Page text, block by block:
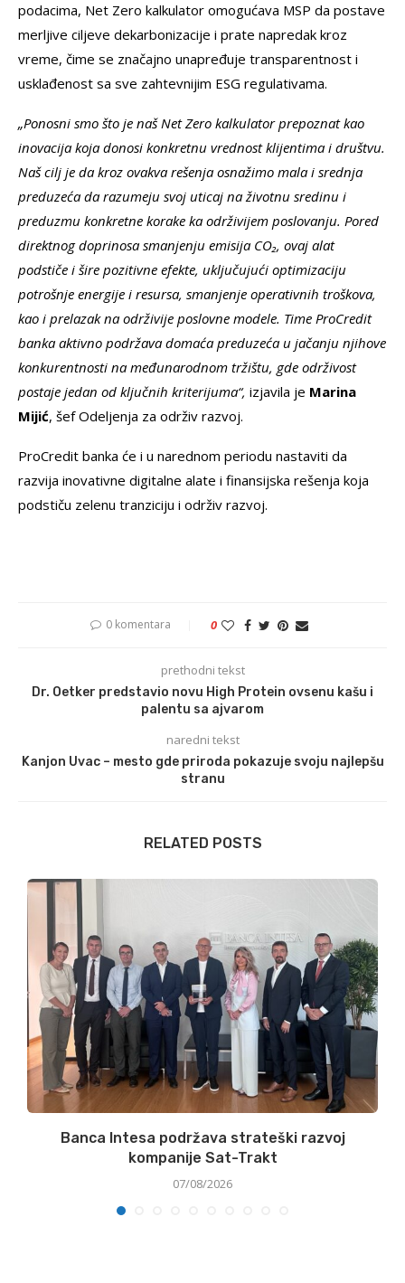
podacima, Net Zero kalkulator omogućava MSP da postave
merljive ciljeve dekarbonizacije i prate napredak kroz
vreme, čime se značajno unapređuje transparentnost i
usklađenost sa sve zahtevnijim ESG regulativama.
„Ponosni smo što je naš Net Zero kalkulator prepoznat kao
inovacija koja donosi konkretnu vrednost klijentima i društvu.
Naš cilj je da kroz ovakva rešenja osnažimo mala i srednja
preduzeća da razumeju svoj uticaj na životnu sredinu i
preduzmu konkretne korake ka održivijem poslovanju. Pored
direktnog doprinosa smanjenju emisija CO₂, ovaj alat
podstiče i šire pozitivne efekte, uključujući optimizaciju
potrošnje energije i resursa, smanjenje operativnih troškova,
kao i prelazak na održivije poslovne modele. Time ProCredit
banka aktivno podržava domaća preduzeća u jačanju njihove
konkurentnosti na međunarodnom tržištu, gde održivost
postaje jedan od ključnih kriterijuma“, izjavila je Marina
Mijić, šef Odeljenja za održiv razvoj.
ProCredit banka će i u narednom periodu nastaviti da
razvija inovativne digitalne alate i finansijska rešenja koja
podstiču zelenu tranziciju i održiv razvoj.
0 komentara 0
prethodni tekst
Dr. Oetker predstavio novu High Protein ovsenu kašu i
palentu sa ajvarom
naredni tekst
Kanjon Uvac – mesto gde priroda pokazuje svoju najlepšu
stranu
RELATED POSTS
Banca Intesa podržava strateški razvoj
kompanije Sat-Trakt
07/08/2026